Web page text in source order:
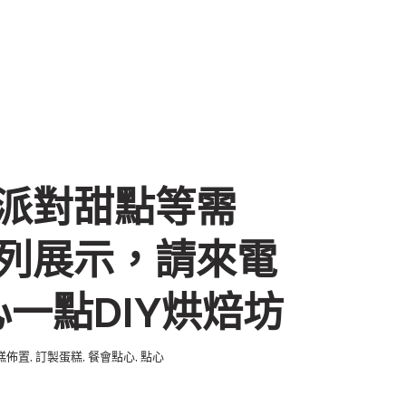
對甜點等需
展示，請來電
點DIY烘焙坊
佈置, 訂製蛋糕, 餐會點心, 點心